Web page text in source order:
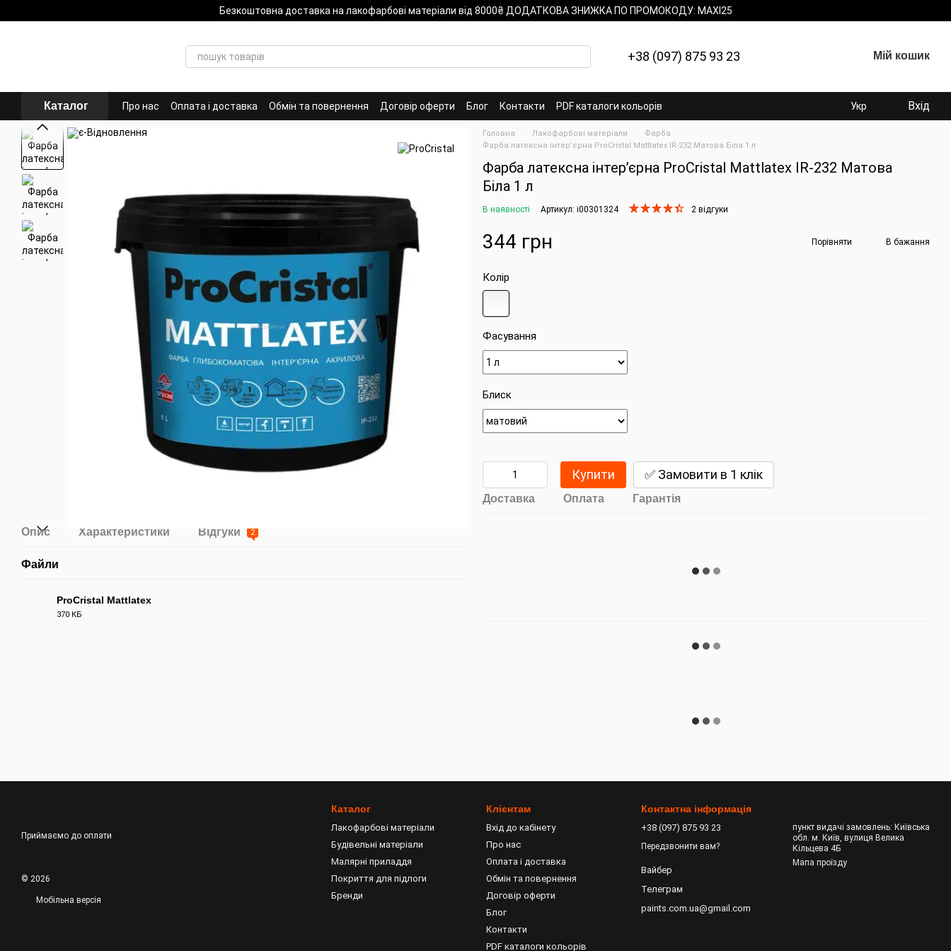
Безкоштовна доставка на лакофарбові матеріали від 8000₴ ДОДАТКОВА ЗНИЖКА ПО ПРОМОКОДУ: MAXI25
+38 (097) 875 93 23 Мій кошик
Каталог Про нас Оплата і доставка Обмін та повернення Договір оферти Блог Контакти PDF каталоги кольорів Укр Вхід
Опис Характеристики Відгуки 2
Файли
ProCristal Mattlatex
370 КБ
Головна Лакофарбові матеріали
Фарба
Фарба латексна інтер’єрна ProCristal Mattlatex IR-232 Матова Біла 1 л
Фарба латексна інтер’єрна ProCristal Mattlatex IR-232 Матова
Біла 1 л
В наявності Артикул: i00301324 2 відгуки
344 грн Порівняти В бажання
Колір
Фасування
Блиск
Купити ✅ Замовити в 1 клік
Доставка Оплата Гарантія
Приймаємо до оплати
© 2026
Мобільна версія
Каталог
Лакофарбові матеріали
Будівельні матеріали
Малярні приладдя
Покриття для підлоги
Бренди
Клієнтам
Вхід до кабінету
Про нас
Оплата і доставка
Обмін та повернення
Договір оферти
Блог
Контакти
PDF каталоги кольорів
Контактна інформація
+38 (097) 875 93 23
Передзвонити вам?
Вайбер
Телеграм
paints.com.ua@gmail.com
пункт видачі замовлень: Київська
обл. м. Київ, вулиця Велика
Кільцева 4Б
Мапа проїзду